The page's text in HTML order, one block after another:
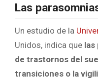
Las
Un estudio de la
Unidos, indica que las
de trastornos del
transiciones o la